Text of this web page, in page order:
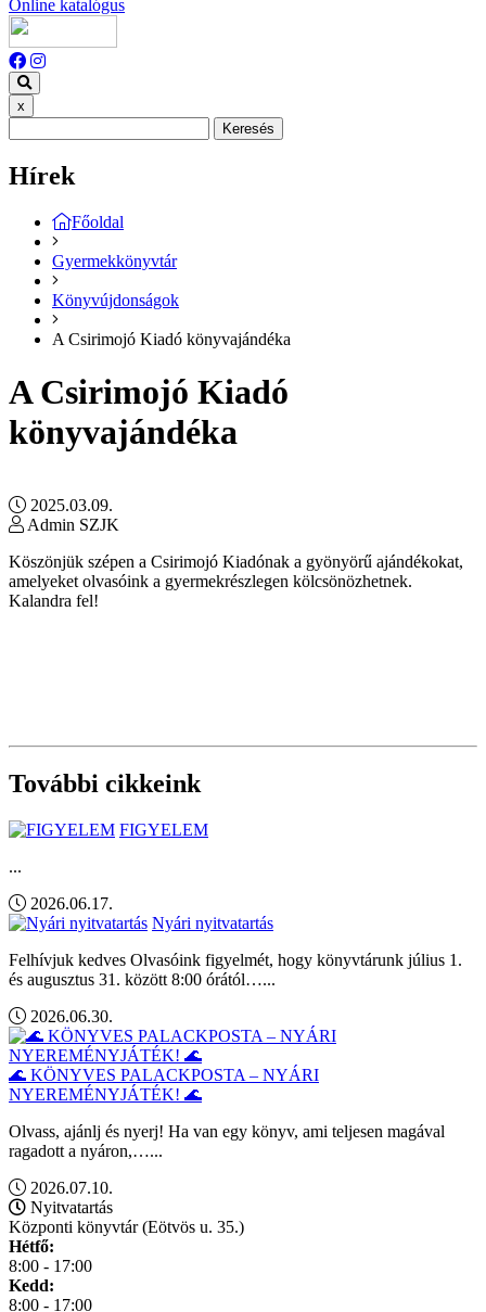
Online katalógus
x
Keresés
Hírek
Főoldal
Gyermekkönyvtár
Könyvújdonságok
A Csirimojó Kiadó könyvajándéka
A Csirimojó Kiadó
könyvajándéka
2025.03.09.
Admin SZJK
Köszönjük szépen a Csirimojó Kiadónak a gyönyörű ajándékokat,
amelyeket olvasóink a gyermekrészlegen kölcsönözhetnek.
Kalandra fel!
További cikkeink
FIGYELEM
...
2026.06.17.
Nyári nyitvatartás
Felhívjuk kedves Olvasóink figyelmét, hogy könyvtárunk július 1.
és augusztus 31. között 8:00 órától…...
2026.06.30.
🌊 KÖNYVES PALACKPOSTA – NYÁRI
NYEREMÉNYJÁTÉK! 🌊
Olvass, ajánlj és nyerj! Ha van egy könyv, ami teljesen magával
ragadott a nyáron,…...
2026.07.10.
Nyitvatartás
Központi könyvtár (Eötvös u. 35.)
Hétfő:
8:00 - 17:00
Kedd:
8:00 - 17:00